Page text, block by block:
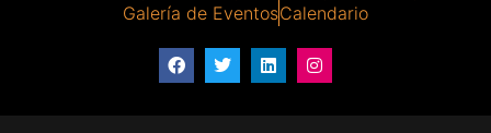
Galería de EventosCalendario